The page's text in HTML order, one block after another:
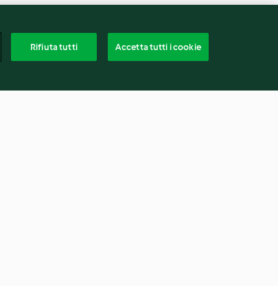
Rifiuta tutti Accetta tutti i cookie